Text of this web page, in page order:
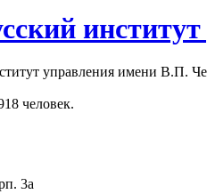
управления имени В.П.
человек.
3а